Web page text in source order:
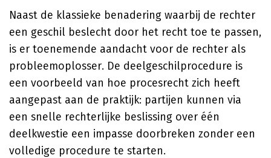
Naast de klassieke benadering waarbij de rechter
een geschil beslecht door het recht toe te passen,
is er toenemende aandacht voor de rechter als
probleemoplosser. De deelgeschilprocedure is
een voorbeeld van hoe procesrecht zich heeft
aangepast aan de praktijk: partijen kunnen via
een snelle rechterlijke beslissing over één
deelkwestie een impasse doorbreken zonder een
volledige procedure te starten.